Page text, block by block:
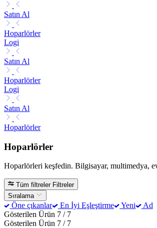
Satın Al
Hoparlörler
Logi
Satın Al
Hoparlörler
Logi
Satın Al
Hoparlörler
Hoparlörler
Hoparlörleri keşfedin. Bilgisayar, multimedya,
Tüm filtreler Filtreler
Sıralama
Öne çıkanlar En İyi Eşleştirme Yeni
Ad
Gösterilen Ürün 7 / 7
Gösterilen Ürün 7 / 7